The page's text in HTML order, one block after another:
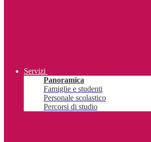
Servizi
Panoramica
Famiglie e studenti
Personale scolastico
Percorsi di studio